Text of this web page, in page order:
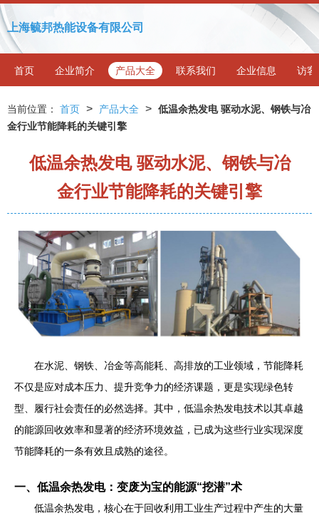
上海毓邦热能设备有限公司
首页 企业简介 产品大全 联系我们 企业信息 访客
当前位置： 首页 > 产品大全 > 低温余热发电 驱动水泥、钢铁与冶
金行业节能降耗的关键引擎
低温余热发电 驱动水泥、钢铁与冶
金行业节能降耗的关键引擎
在水泥、钢铁、冶金等高能耗、高排放的工业领域，节能降耗
不仅是应对成本压力、提升竞争力的经济课题，更是实现绿色转
型、履行社会责任的必然选择。其中，低温余热发电技术以其卓越
的能源回收效率和显著的经济环境效益，已成为这些行业实现深度
节能降耗的一条有效且成熟的途径。
一、低温余热发电：变废为宝的能源“挖潜”术
低温余热发电，核心在于回收利用工业生产过程中产生的大量